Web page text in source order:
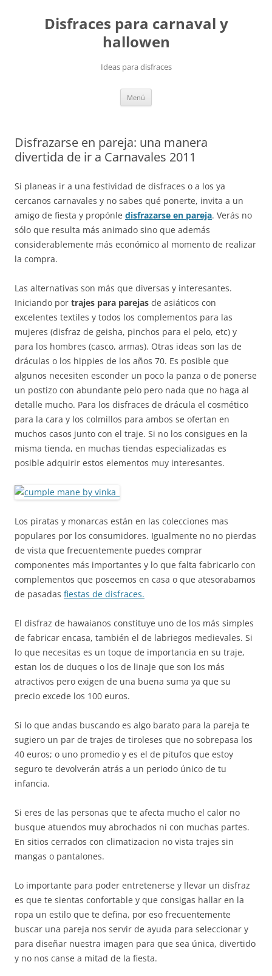
contenidoDisfraces para carnaval y
hallowen
Ideas para disfraces
Menú
Disfrazarse en pareja: una manera
divertida de ir a Carnavales 2011
Si planeas ir a una festividad de disfraces o a los ya
cercanos carnavales y no sabes qué ponerte, invita a un
amigo de fiesta y propónle disfrazarse en pareja. Verás no
sólo que resulta más animado sino que además
considerablemente más económico al momento de realizar
la compra.
Las alternativas son más que diversas y interesantes.
Iniciando por trajes para parejas de asiáticos con
excelentes textiles y todos los complementos para las
mujeres (disfraz de geisha, pinchos para el pelo, etc) y
para los hombres (casco, armas). Otras ideas son las de
dráculas o los hippies de los años 70. Es posible que
algunos necesiten esconder un poco la panza o de ponerse
un postizo con abundante pelo pero nada que no haga al
detalle mucho. Para los disfraces de drácula el cosmético
para la cara y los colmillos para ambos se ofertan en
muchos casos junto con el traje. Si no los consigues en la
misma tienda, en muchas tiendas especializadas es
posible adquirir estos elementos muy interesantes.
Los piratas y monarcas están en las colecciones mas
populares por los consumidores. Igualmente no no pierdas
de vista que frecuentemente puedes comprar
componentes más importantes y lo que falta fabricarlo con
complementos que poseemos en casa o que atesorabamos
de pasadas fiestas de disfraces.
El disfraz de hawaianos constituye uno de los más simples
de fabricar encasa, también el de labriegos medievales. Si
lo que necesitas es un toque de importancia en su traje,
estan los de duques o los de linaje que son los más
atractivos pero exigen de una buena suma ya que su
precio excede los 100 euros.
Si lo que andas buscando es algo barato para la pareja te
sugiero un par de trajes de tiroleses que no sobrepasa los
40 euros; o uno promedio y es el de pitufos que estoy
seguro te devolverán atrás a un periodo único de tu
infancia.
Si eres de las personas que te afecta mucho el calor no
busque atuendos muy abrochados ni con muchas partes.
En sitios cerrados con climatizacion no vista trajes sin
mangas o pantalones.
Lo importante para poder entretenerse y llevar un disfraz
es que te sientas confortable y que consigas hallar en la
ropa un estilo que te defina, por eso frecuentemente
buscar una pareja nos servir de ayuda para seleccionar y
para diseñar nuestra imagen para que sea única, divertido
y no nos canse a mitad de la fiesta.